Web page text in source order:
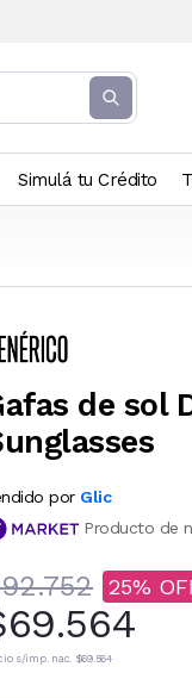
Simulá tu Crédito
de sol
por Glic
Producto de
25
s/imp. nac. $69.564